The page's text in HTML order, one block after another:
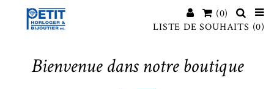
(0)
LISTE DE SOUHAITS (0)
Bienvenue dans notre boutique